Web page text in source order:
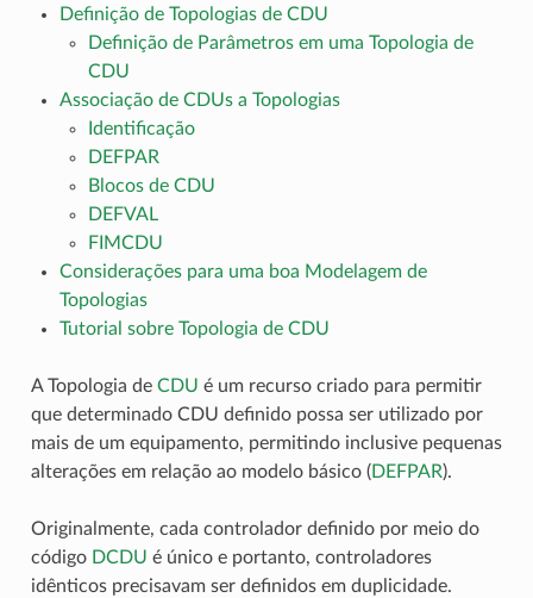
Definição de Topologias de CDU
Definição de Parâmetros em uma Topologia de
CDU
Associação de CDUs a Topologias
Identificação
DEFPAR
Blocos de CDU
DEFVAL
FIMCDU
Considerações para uma boa Modelagem de
Topologias
Tutorial sobre Topologia de CDU
A Topologia de CDU é um recurso criado para permitir
que determinado CDU definido possa ser utilizado por
mais de um equipamento, permitindo inclusive pequenas
alterações em relação ao modelo básico (DEFPAR).
Originalmente, cada controlador definido por meio do
código DCDU é único e portanto, controladores
idênticos precisavam ser definidos em duplicidade.